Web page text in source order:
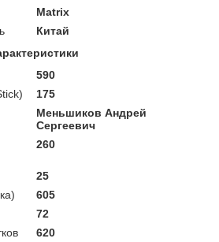
Matrix
Китай
590
175
Меньшиков Андрей
Сергеевич
260
25
605
72
620